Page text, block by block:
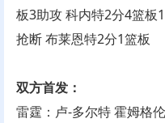
板3助攻 科内特2分4篮板
抢断 布莱恩特2分1篮板
双方首发：
雷霆：卢-多尔特 霍姆格